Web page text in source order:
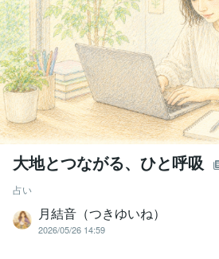
大地とつながる、ひと呼吸
占い
月結音（つきゆいね）
2026/05/26 14:59